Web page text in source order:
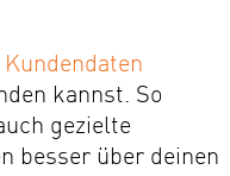
Kundendaten
kannst. So
gezielte
besser über deinen